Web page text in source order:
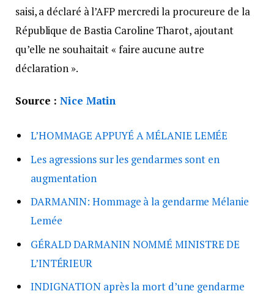
saisi, a déclaré à l’AFP mercredi la procureure de la
République de Bastia Caroline Tharot, ajoutant
qu’elle ne souhaitait « faire aucune autre
déclaration ».
Source :Nice Matin
L’HOMMAGE APPUYÉ A MÉLANIE LEMÉE
Les agressions sur les gendarmes sont en
augmentation
DARMANIN: Hommage à la gendarme Mélanie
Lemée
GÉRALD DARMANIN NOMMÉ MINISTRE DE
L’INTÉRIEUR
INDIGNATION après la mort d’une gendarme